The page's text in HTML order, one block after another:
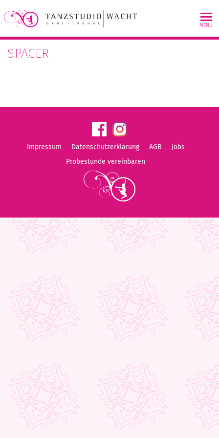
to
content
MENU
SPACER
Impressum Datenschutzerklärung AGB Jobs
Probestunde vereinbaren